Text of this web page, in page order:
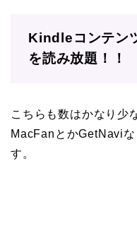
Kindleコンテン
を読み放題！！
こちらも数はかなり少
MacFanとかGetNavi
す。